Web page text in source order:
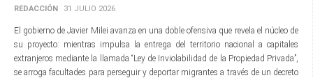
REDACCIÓN 31 JULIO 2026
El gobierno de Javier Milei avanza en una doble ofensiva que revela el núcleo de
su proyecto: mientras impulsa la entrega del territorio nacional a capitales
extranjeros mediante la llamada “Ley de Inviolabilidad de la Propiedad Privada”,
se arroga facultades para perseguir y deportar migrantes a través de un decreto